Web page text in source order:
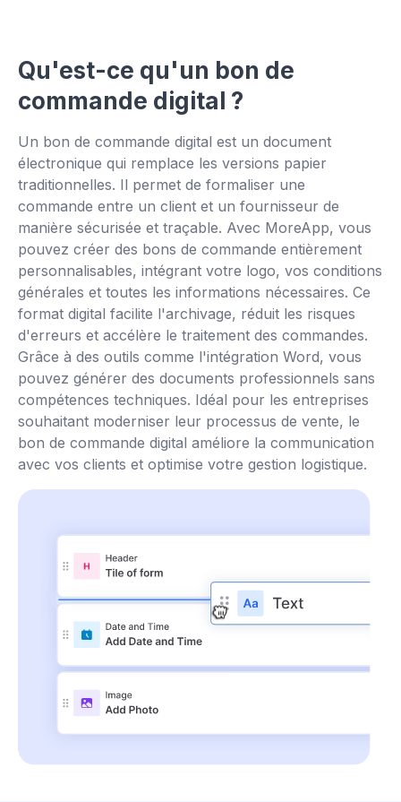
👆
Qu'est-ce qu'un bon de
commande digital ?
Un bon de commande digital est un document
électronique qui remplace les versions papier
traditionnelles. Il permet de formaliser une
commande entre un client et un fournisseur de
manière sécurisée et traçable. Avec MoreApp, vous
pouvez créer des bons de commande entièrement
personnalisables, intégrant votre logo, vos conditions
générales et toutes les informations nécessaires. Ce
format digital facilite l'archivage, réduit les risques
d'erreurs et accélère le traitement des commandes.
Grâce à des outils comme l'intégration Word, vous
pouvez générer des documents professionnels sans
compétences techniques. Idéal pour les entreprises
souhaitant moderniser leur processus de vente, le
bon de commande digital améliore la communication
avec vos clients et optimise votre gestion logistique.